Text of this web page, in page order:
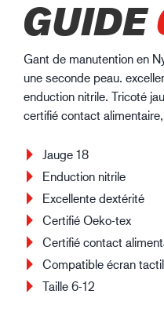
GUIDE
Gant de manutention en
une seconde peau.
enduction nitrile. Tricoté
certifié contact
Jauge 18
Enduction nitrile
Excellente dextérité
Certifié Oeko-tex
Certifié contact
Compatible écran
Taille 6-12